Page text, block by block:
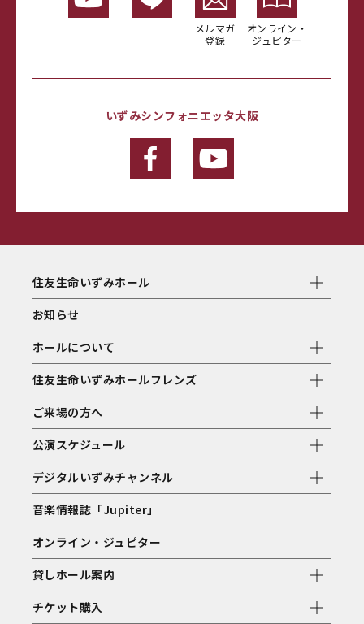
メルマガ
登録
オンライン・
ジュピター
いずみシンフォニエッタ大阪
住友生命いずみホール
お知らせ
ホールについて
住友生命いずみホールフレンズ
ご来場の方へ
公演スケジュール
デジタルいずみチャンネル
音楽情報誌「Jupiter」
オンライン・ジュピター
貸しホール案内
チケット購入